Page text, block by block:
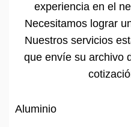
experiencia en el
Necesitamos lograr
Nuestros servicios
que envíe su archivo
Aluminio